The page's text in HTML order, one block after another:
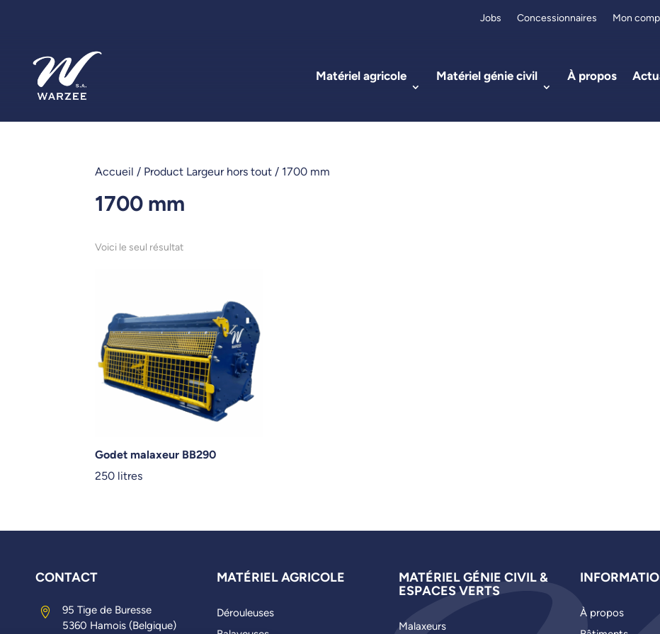
Jobs Concessionnaires Mon
Matériel agricole Matériel génie civil À propos
Accueil / Product Largeur hors tout / 1700 mm
1700 mm
Voici le seul résultat
Godet malaxeur BB290
250 litres
CONTACT

95 Tige de Buresse
5360 Hamois (Belgique)
MATÉRIEL AGRICOLE
Dérouleuses
MATÉRIEL GÉNIE CIVIL &
ESPACES VERTS
Malaxeurs
À propos